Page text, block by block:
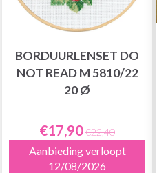
BORDUURLENSET DO
NOT READ M 5810/22
20 Ø
€17,90€22,40
Aanbieding verloopt
12/08/2026